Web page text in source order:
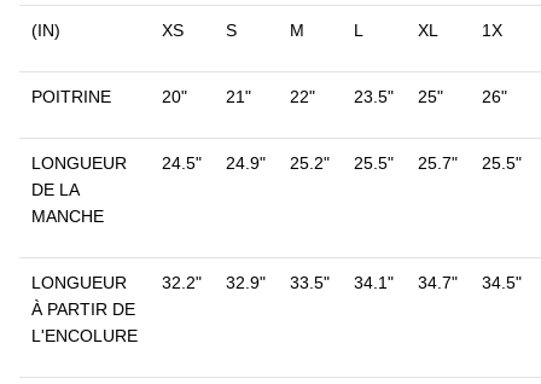
(IN) XS S M L XL 1X
POITRINE 20" 21" 22" 23.5" 25" 26"
LONGUEUR
DE LA
MANCHE
24.5" 24.9" 25.2" 25.5" 25.7" 25.5"
LONGUEUR
À PARTIR DE
L'ENCOLURE
32.2" 32.9" 33.5" 34.1" 34.7" 34.5"